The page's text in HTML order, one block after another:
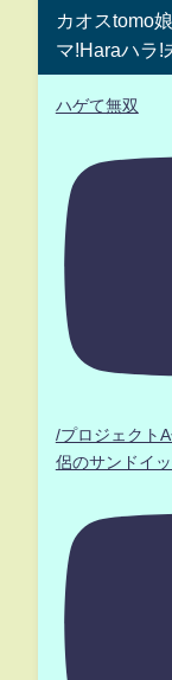
カオスtomo
マ!Haraハラ!
ハゲて無双
/プロジェクト
侶のサンドイ